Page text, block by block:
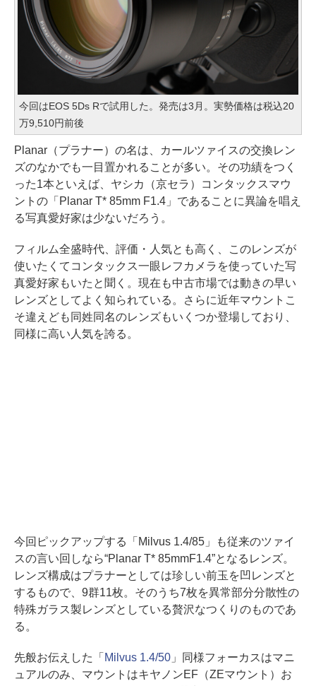
今回はEOS 5Ds Rで試用した。発売は3月。実勢価格は税込20
万9,510円前後
Planar（プラナー）の名は、カールツァイスの交換レン
ズのなかでも一目置かれることが多い。その功績をつく
った1本といえば、ヤシカ（京セラ）コンタックスマウ
ントの「Planar T* 85mm F1.4」であることに異論を唱え
る写真愛好家は少ないだろう。
フィルム全盛時代、評価・人気とも高く、このレンズが
使いたくてコンタックス一眼レフカメラを使っていた写
真愛好家もいたと聞く。現在も中古市場では動きの早い
レンズとしてよく知られている。さらに近年マウントこ
そ違えども同姓同名のレンズもいくつか登場しており、
同様に高い人気を誇る。
今回ピックアップする「Milvus 1.4/85」も従来のツァイ
スの言い回しなら“Planar T* 85mmF1.4”となるレンズ。
レンズ構成はプラナーとしては珍しい前玉を凹レンズと
するもので、9群11枚。そのうち7枚を異常部分分散性の
特殊ガラス製レンズとしている贅沢なつくりのものであ
る。
先般お伝えした「 Milvus 1.4/50」同様フォーカスはマニ
ュアルのみ、マウントはキヤノンEF（ZEマウント）お